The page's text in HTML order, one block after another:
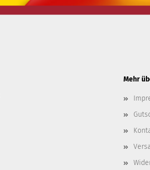
Mehr